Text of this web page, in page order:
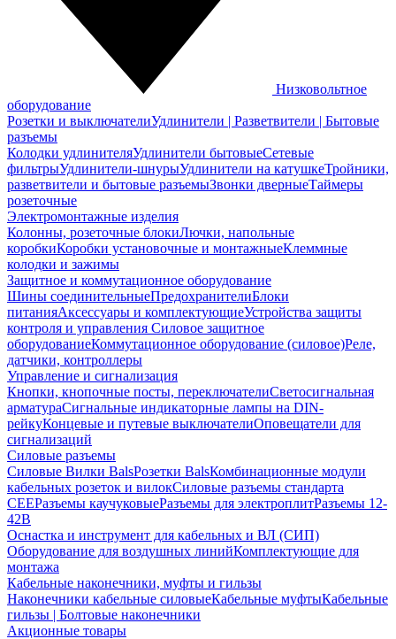
Низковольтное
оборудование
Розетки и выключателиУдлинители | Разветвители | Бытовые
разъемы
Колодки удлинителяУдлинители бытовыеСетевые
фильтрыУдлинители-шнурыУдлинители на катушкеТройники,
разветвители и бытовые разъемыЗвонки дверныеТаймеры
розеточные
Электромонтажные изделия
Колонны, розеточные блокиЛючки, напольные
коробкиКоробки установочные и монтажныеКлеммные
колодки и зажимы
Защитное и коммутационное оборудование
Шины соединительныеПредохранителиБлоки
питанияАксессуары и комплектующиеУстройства защиты
контроля и управления Силовое защитное
оборудованиеКоммутационное оборудование (силовое)Реле,
датчики, контроллеры
Управление и сигнализация
Кнопки, кнопочные посты, переключателиСветосигнальная
арматураСигнальные индикаторные лампы на DIN-
рейкуКонцевые и путевые выключателиОповещатели для
сигнализаций
Силовые разъемы
Силовые Вилки BalsРозетки BalsКомбинационные модули
кабельных розеток и вилокСиловые разъемы стандарта
CEEРазъемы каучуковыеРазъемы для электроплитРазъемы 12-
42В
Оснастка и инструмент для кабельных и ВЛ (СИП)
Оборудование для воздушных линийКомплектующие для
монтажа
Кабельные наконечники, муфты и гильзы
Наконечники кабельные силовыеКабельные муфтыКабельные
гильзы | Болтовые наконечники
Акционные товары